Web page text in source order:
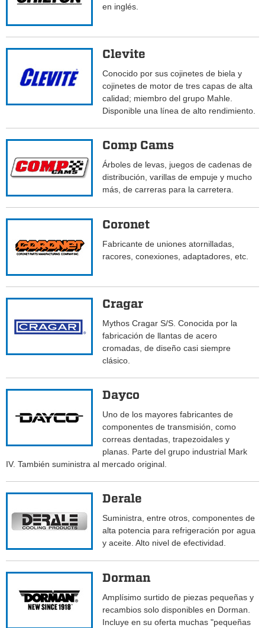
en inglés.
Clevite
Conocido por sus cojinetes de biela y
cojinetes de motor de tres capas de alta
calidad; miembro del grupo Mahle.
Disponible una línea de alto rendimiento.
Comp Cams
Árboles de levas, juegos de cadenas de
distribución, varillas de empuje y mucho
más, de carreras para la carretera.
Coronet
Fabricante de uniones atornilladas,
racores, conexiones, adaptadores, etc.
Cragar
Mythos Cragar S/S. Conocida por la
fabricación de llantas de acero
cromadas, de diseño casi siempre
clásico.
Dayco
Uno de los mayores fabricantes de
componentes de transmisión, como
correas dentadas, trapezoidales y
planas. Parte del grupo industrial Mark
IV. También suministra al mercado original.
Derale
Suministra, entre otros, componentes de
alta potencia para refrigeración por agua
y aceite. Alto nivel de efectividad.
Dorman
Amplísimo surtido de piezas pequeñas y
recambios solo disponibles en Dorman.
Incluye en su oferta muchas "pequeñas